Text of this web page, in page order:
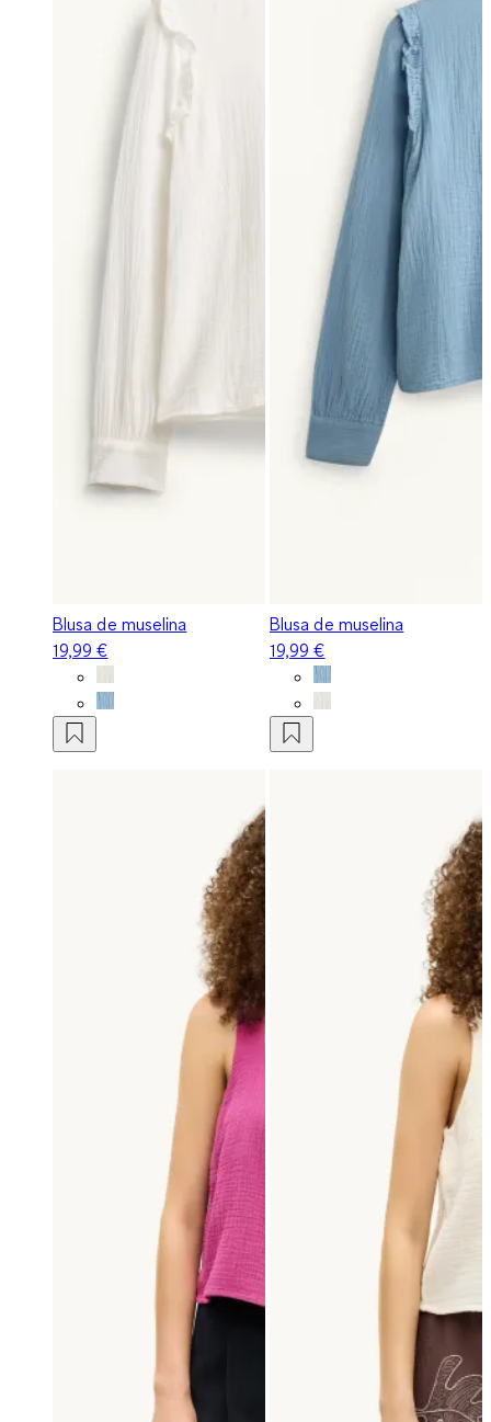
Blusa de muselina
19,99 €
Blusa de muselina
19,99 €